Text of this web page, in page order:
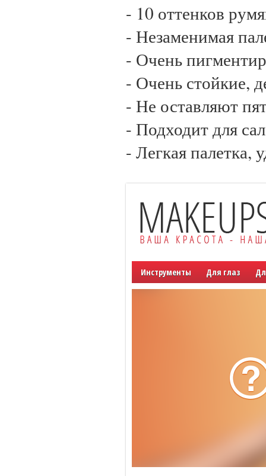
- 10 оттенков
- Незаменимая
- Очень
- Очень стойкие,
- Не оставляют
- Подходит для
- Легкая палетка,
Инструменты Для глаз